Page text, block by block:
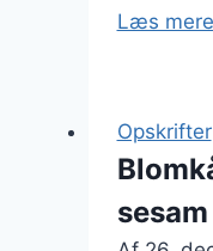
Læs mere
Opskrifter